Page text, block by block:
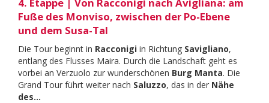
Fuße des Monviso, zwischen der Po-Ebene
und dem Susa-Tal
Body
Die Tour beginnt in Racconigi in Richtung Savigliano,
entlang des Flusses Maira. Durch die Landschaft geht es
vorbei an Verzuolo zur wunderschönen Burg Manta. Die
Grand Tour führt weiter nach Saluzzo, das in der Nähe
des…